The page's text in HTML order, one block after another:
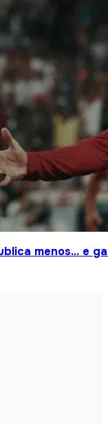
menos… e